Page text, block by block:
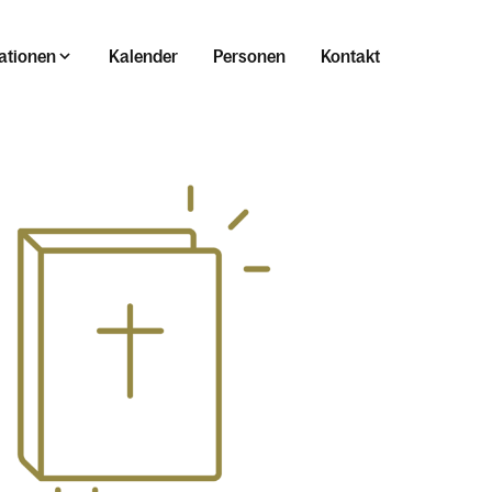
Kalender Personen Kontakt